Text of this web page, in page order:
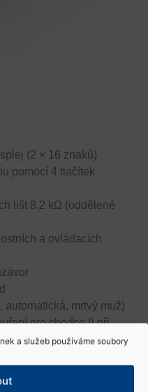
a služeb používáme soubory
(2 × 16 znaků)
pomocí 4 tlačítek
lišt 8,2 kΩ (oddělené
a ovládacích
mrtvý muž)
pro chodce (i při
i dálkovým ovladačem